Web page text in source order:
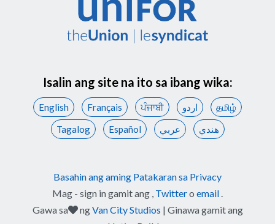
Isalin ang site na ito sa ibang wika:
English Français ਪੰਜਾਬੀ اردو
தமிழ்
Tagalog
Español عربي هندي
Basahin ang aming Patakaran sa Privacy
Mag - sign in gamit ang , Twittero email .
Gawa sa
pangangalaga
ngVan City Studios | Ginawa gamit ang